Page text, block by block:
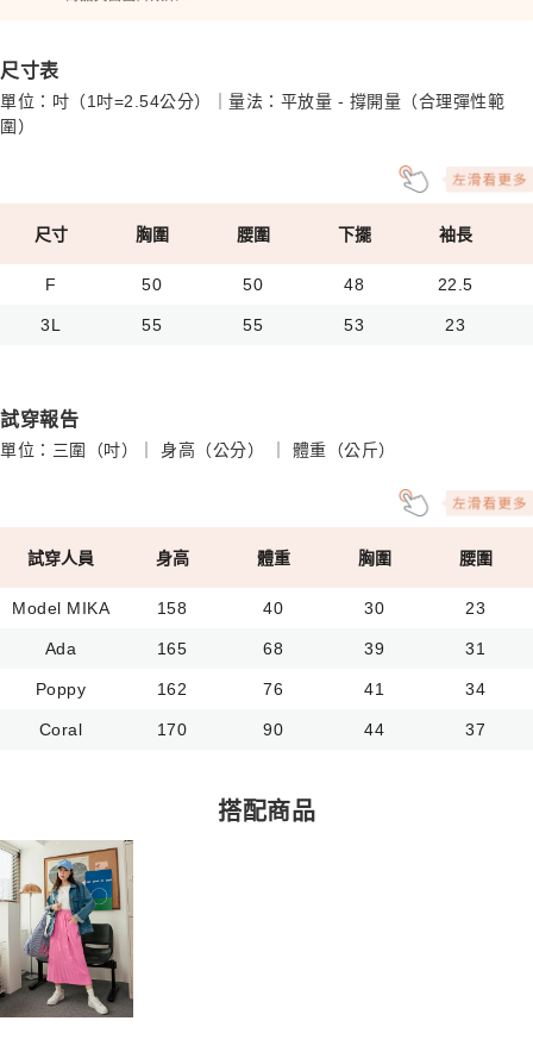
尺寸表
單位：吋（1吋=2.54公分）｜量法：平放量 - 撐開量（合理彈性範
圍）
尺寸 胸圍 腰圍 下擺 袖長
F 50 50 48 22.5
3L 55 55 53 23
試穿報告
單位：三圍（吋）｜ 身高（公分） ｜ 體重（公斤）
試穿人員 身高 體重 胸圍 腰圍
Model MIKA 158 40 30 23
Ada 165 68 39 31
Poppy 162 76 41 34
Coral 170 90 44 37
搭配商品